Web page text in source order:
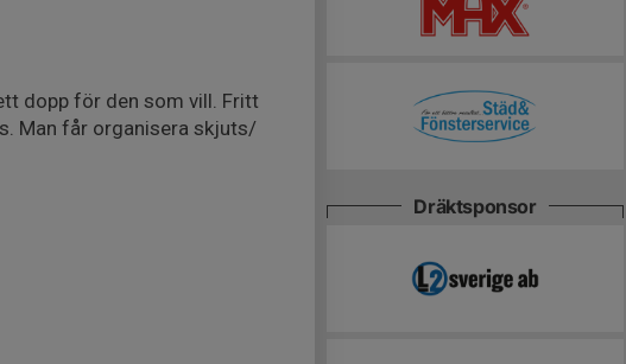
dopp för den som vill. Fritt
Man får organisera skjuts/
Dräktsponsor